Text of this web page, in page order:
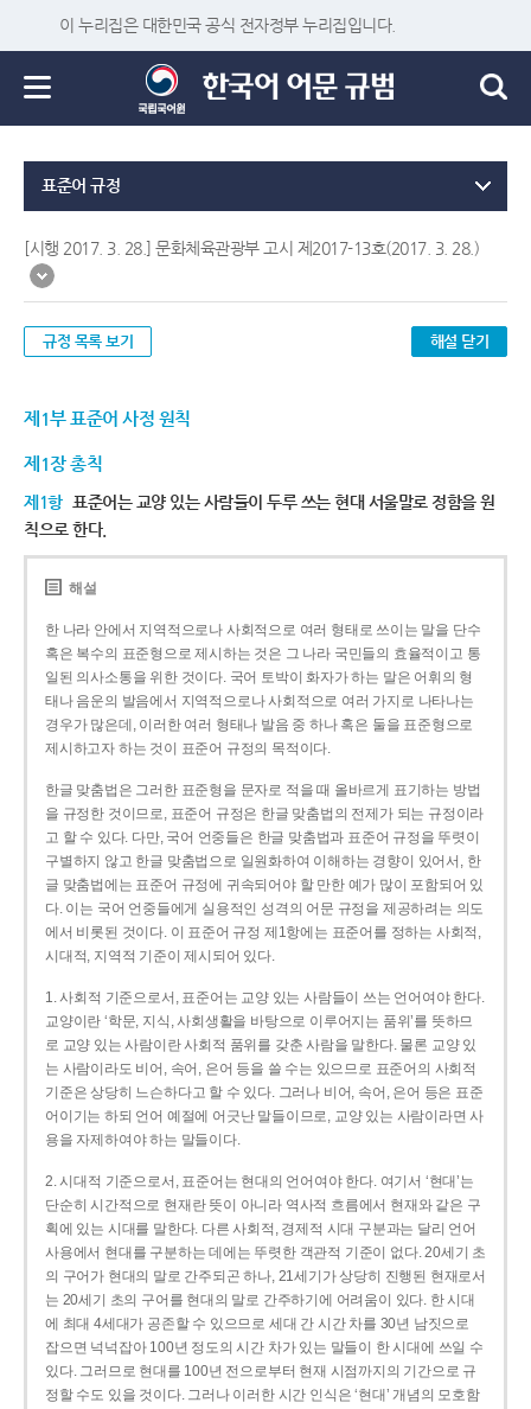
이 누리집은 대한민국 공식 전자정부 누리집입니다.
표준어 규정
[시행 2017. 3. 28.] 문화체육관광부 고시 제2017-13호(2017. 3. 28.)
규정 목록 보기 해설 닫기
제1부 표준어 사정 원칙
제1장 총칙
제1항 표준어는 교양 있는 사람들이 두루 쓰는 현대 서울말로 정함을 원
칙으로 한다.
해설
한 나라 안에서 지역적으로나 사회적으로 여러 형태로 쓰이는 말을 단수
혹은 복수의 표준형으로 제시하는 것은 그 나라 국민들의 효율적이고 통
일된 의사소통을 위한 것이다. 국어 토박이 화자가 하는 말은 어휘의 형
태나 음운의 발음에서 지역적으로나 사회적으로 여러 가지로 나타나는
경우가 많은데, 이러한 여러 형태나 발음 중 하나 혹은 둘을 표준형으로
제시하고자 하는 것이 표준어 규정의 목적이다.
한글 맞춤법은 그러한 표준형을 문자로 적을 때 올바르게 표기하는 방법
을 규정한 것이므로, 표준어 규정은 한글 맞춤법의 전제가 되는 규정이라
고 할 수 있다. 다만, 국어 언중들은 한글 맞춤법과 표준어 규정을 뚜렷이
구별하지 않고 한글 맞춤법으로 일원화하여 이해하는 경향이 있어서, 한
글 맞춤법에는 표준어 규정에 귀속되어야 할 만한 예가 많이 포함되어 있
다. 이는 국어 언중들에게 실용적인 성격의 어문 규정을 제공하려는 의도
에서 비롯된 것이다. 이 표준어 규정 제1항에는 표준어를 정하는 사회적,
시대적, 지역적 기준이 제시되어 있다.
1. 사회적 기준으로서, 표준어는 교양 있는 사람들이 쓰는 언어여야 한다.
교양이란 ‘학문, 지식, 사회생활을 바탕으로 이루어지는 품위’를 뜻하므
로 교양 있는 사람이란 사회적 품위를 갖춘 사람을 말한다. 물론 교양 있
는 사람이라도 비어, 속어, 은어 등을 쓸 수는 있으므로 표준어의 사회적
기준은 상당히 느슨하다고 할 수 있다. 그러나 비어, 속어, 은어 등은 표준
어이기는 하되 언어 예절에 어긋난 말들이므로, 교양 있는 사람이라면 사
용을 자제하여야 하는 말들이다.
2. 시대적 기준으로서, 표준어는 현대의 언어여야 한다. 여기서 ‘현대’는
단순히 시간적으로 현재란 뜻이 아니라 역사적 흐름에서 현재와 같은 구
획에 있는 시대를 말한다. 다른 사회적, 경제적 시대 구분과는 달리 언어
사용에서 현대를 구분하는 데에는 뚜렷한 객관적 기준이 없다. 20세기 초
의 구어가 현대의 말로 간주되곤 하나, 21세기가 상당히 진행된 현재로서
는 20세기 초의 구어를 현대의 말로 간주하기에 어려움이 있다. 한 시대
에 최대 4세대가 공존할 수 있으므로 세대 간 시간 차를 30년 남짓으로
잡으면 넉넉잡아 100년 정도의 시간 차가 있는 말들이 한 시대에 쓰일 수
있다. 그러므로 현대를 100년 전으로부터 현재 시점까지의 기간으로 규
정할 수도 있을 것이다. 그러나 이러한 시간 인식은 ‘현대’ 개념의 모호함